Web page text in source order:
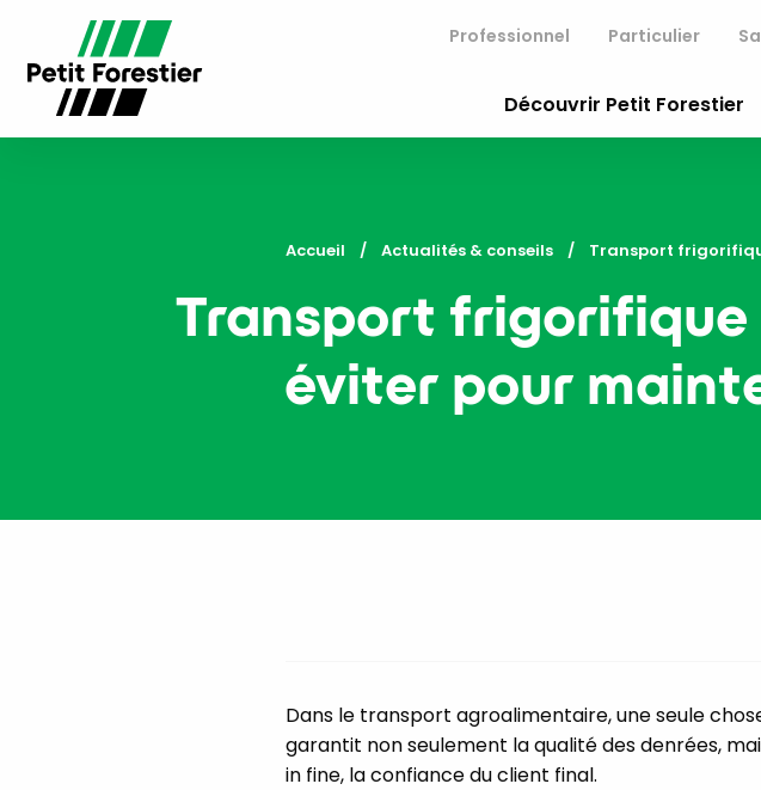
Professionnel Particulier
Découvrir Petit Forestier
Accueil Actualités & conseils Current:
Transport
Transport frigorifique
éviter pour
Dans le transport agroalimentaire, une seule
garantit non seulement la qualité des denrées,
in fine, la confiance du client final.